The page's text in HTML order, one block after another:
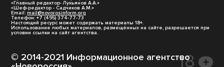
«Главный редактор- Лукьянов А.А.»
«Шеф-редактор - Садчиков А.М.»
Email: mail@novorosinform.org
Телефон: +7 (495) 374-77-73
Настоящий ресурс может содержать материалы 18+.
Использование любых материалов, размещённых на сайте, разрешается при
условии ссылки на сайт агентства.
© 2014-2021 Информационное агентство